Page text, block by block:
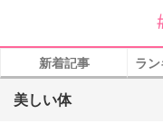
新着記事 ラ
美しい体